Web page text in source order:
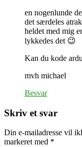
en nogenlunde
det særdeles
heldet med mig
lykkedes det 😉
Kan du kode
mvh michael
Besvar
Skriv et svar
Din e-mailadresse vil
markeret med *